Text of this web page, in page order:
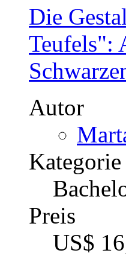
Die
Teufels":
Autor
Kategorie
Preis
US$